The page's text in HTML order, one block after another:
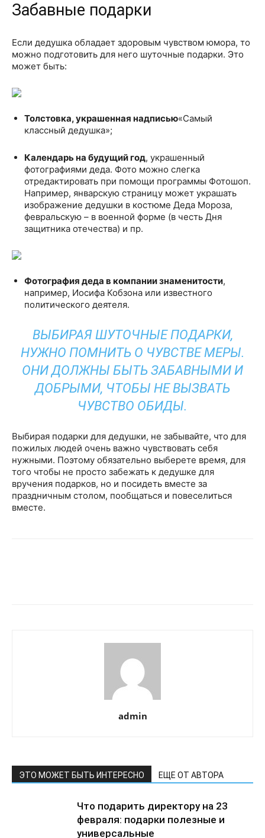
Забавные подарки
Если дедушка обладает здоровым чувством юмора, то
можно подготовить для него шуточные подарки. Это
может быть:
Толстовка, украшенная надписью«Самый
классный дедушка»;
Календарь на будущий год, украшенный
фотографиями деда. Фото можно слегка
отредактировать при помощи программы Фотошоп.
Например, январскую страницу может украшать
изображение дедушки в костюме Деда Мороза,
февральскую – в военной форме (в честь Дня
защитника отечества) и пр.
Фотография деда в компании знаменитости,
например, Иосифа Кобзона или известного
политического деятеля.​
ВЫБИРАЯ ШУТОЧНЫЕ ПОДАРКИ,
НУЖНО ПОМНИТЬ О ЧУВСТВЕ МЕРЫ.
ОНИ ДОЛЖНЫ БЫТЬ ЗАБАВНЫМИ И
ДОБРЫМИ, ЧТОБЫ НЕ ВЫЗВАТЬ
ЧУВСТВО ОБИДЫ.
Выбирая подарки для дедушки, не забывайте, что для
пожилых людей очень важно чувствовать себя
нужными. Поэтому обязательно выберете время, для
того чтобы не просто забежать к дедушке для
вручения подарков, но и посидеть вместе за
праздничным столом, пообщаться и повеселиться
вместе.
admin
ЭТО МОЖЕТ БЫТЬ ИНТЕРЕСНО ЕЩЕ ОТ АВТОРА
Что подарить директору на 23
февраля: подарки полезные и
универсальные